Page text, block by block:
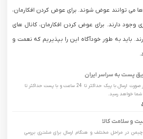
می توانند عوض شوند. برای عوض کردن افکارمان،
وجود دارند. برای عوض کردن افکارمان، کانال های
باید به طور خودآگاه این را بپذیریم که نعمت و
پست به سراسر ایران
مرسوله شما در صورت ارسال با پیک حداکثر تا 24 ساعت و با پست حداکثر تا
و سلامت کالا
چیمن در مراحل مختلف و هنگام ارسال برای مشتری بررسی